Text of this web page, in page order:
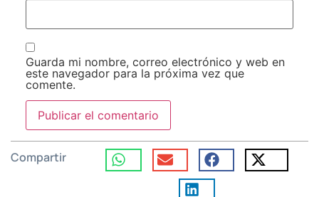
Guarda mi nombre, correo electrónico y web en
este navegador para la próxima vez que
comente.
Compartir